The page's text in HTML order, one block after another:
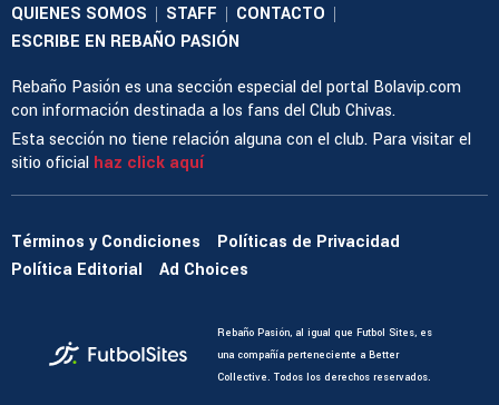
QUIENES SOMOS | STAFF | CONTACTO |
ESCRIBE EN REBAÑO PASIÓN
Rebaño Pasión es una sección especial del portal Bolavip.com
con información destinada a los fans del Club Chivas.
Esta sección no tiene relación alguna con el club. Para visitar el
sitio oficial haz click aquí
Términos y Condiciones
Políticas de Privacidad
Política Editorial
Ad Choices
Rebaño Pasión, al igual que Futbol Sites, es
una compañía perteneciente a Better
Collective. Todos los derechos reservados.